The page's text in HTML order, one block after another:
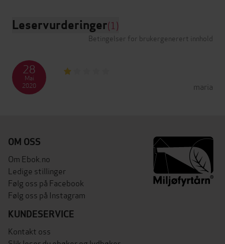
Leservurderinger(1)
Betingelser for brukergenerert innhold
maria
28
Mai
2020
OM OSS
Om Ebok.no
Ledige stillinger
Følg oss på Facebook
Følg oss på Instagram
KUNDESERVICE
Kontakt oss